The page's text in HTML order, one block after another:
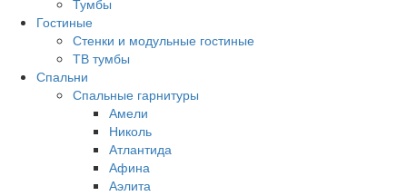
Тумбы
Гостиные
Стенки и модульные гостиные
ТВ тумбы
Спальни
Спальные гарнитуры
Амели
Николь
Атлантида
Афина
Аэлита